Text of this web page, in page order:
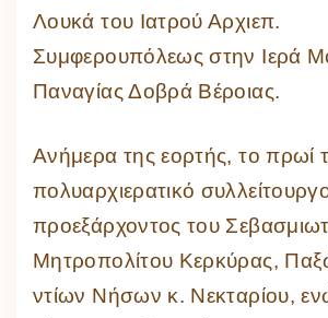
Λουκά του Ιατρού Αρχιεπ.
Συμφερουπόλεως στην Ιερά
Παναγίας Δοβρά Βέροιας.
Ανήμερα της εορτής, το πρωί
πολυαρχιερατικό
προεξάρχοντος του
Μητροπολίτου Κερκύρας,
ντίων Νήσων κ. Νεκταρίου,